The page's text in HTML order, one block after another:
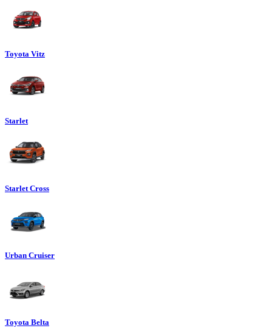
Toyota Vitz
Starlet
Starlet Cross
Urban Cruiser
Toyota Belta